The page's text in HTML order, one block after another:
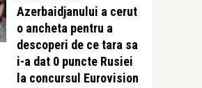
Azerbaidjanului a cerut
o ancheta pentru a
descoperi de ce tara sa
i-a dat 0 puncte Rusiei
la concursul Eurovision